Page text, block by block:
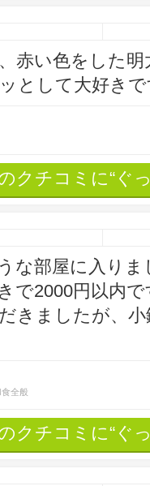
赤い色をした
として大好き
クチコミに“ぐ
な部屋に入り
で2000円以内
きましたが、
全般
クチコミに“ぐ